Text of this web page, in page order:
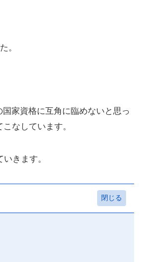
。
家資格に互角に臨めないと思っ
なしています。
きます。